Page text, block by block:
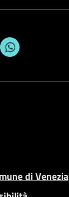
di Venezia